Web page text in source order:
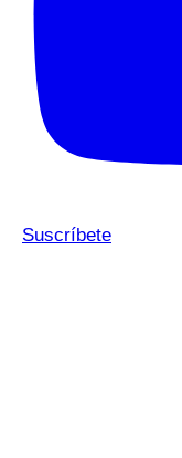
Suscríbete